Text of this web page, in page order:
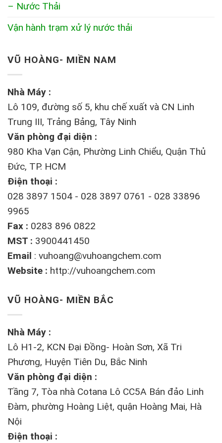
– Nước Thải
Vận hành trạm xử lý nước thải
VŨ HOÀNG- MIỀN NAM
Nhà Máy :
Lô 109, đường số 5, khu chế xuất và CN Linh
Trung III, Trảng Bảng, Tây Ninh
Văn phòng đại diện :
980 Kha Vạn Cận, Phường Linh Chiểu, Quận Thủ
Đức, TP. HCM
Điện thoại :
028 3897 1504 - 028 3897 0761 - 028 33896
9965
Fax : 0283 896 0822
MST : 3900441450
Email : vuhoang@vuhoangchem.com
Website : http://vuhoangchem.com
VŨ HOÀNG- MIỀN BẮC
Nhà Máy :
Lô H1-2, KCN Đại Đồng- Hoàn Sơn, Xã Tri
Phương, Huyện Tiên Du, Bắc Ninh
Văn phòng đại diện :
Tầng 7, Tòa nhà Cotana Lô CC5A Bán đảo Linh
Đàm, phường Hoàng Liệt, quận Hoàng Mai, Hà
Nội
Điện thoại :